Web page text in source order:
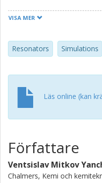
the state-of-art findings.
VISA MER
Resonators Simulations
Läs online (kan
Författare
Ventsislav Mitkov
Chalmers, Kemi och